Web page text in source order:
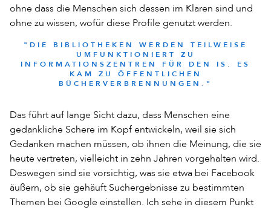
ohne dass die Menschen sich dessen im Klaren sind und
ohne zu wissen, wofür diese Profile genutzt werden.
"DIE BIBLIOTHEKEN WERDEN TEILWEISE
UMFUNKTIONIERT ZU
INFORMATIONSZENTREN FÜR DEN IS. ES
KAM ZU ÖFFENTLICHEN
BÜCHERVERBRENNUNGEN."
Das führt auf lange Sicht dazu, dass Menschen eine
gedankliche Schere im Kopf entwickeln, weil sie sich
Gedanken machen müssen, ob ihnen die Meinung, die sie
heute vertreten, vielleicht in zehn Jahren vorgehalten wird.
Deswegen sind sie vorsichtig, was sie etwa bei Facebook
äußern, ob sie gehäuft Suchergebnisse zu bestimmten
Themen bei Google einstellen. Ich sehe in diesem Punkt